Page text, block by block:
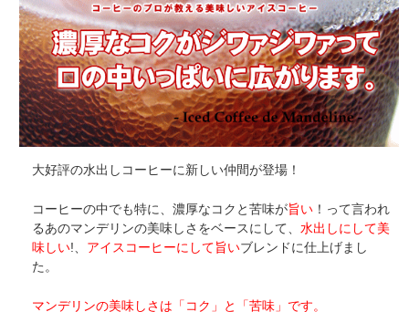
大好評の水出しコーヒーに新しい仲間が登場！
コーヒーの中でも特に、濃厚なコクと苦味が旨い ！って言われ
るあのマンデリンの美味しさをベースにして、 水出しにして美
味しい!、 アイスコーヒーにして旨いブレンドに仕上げまし
た。
マンデリンの美味しさは「コク」と「苦味」です。